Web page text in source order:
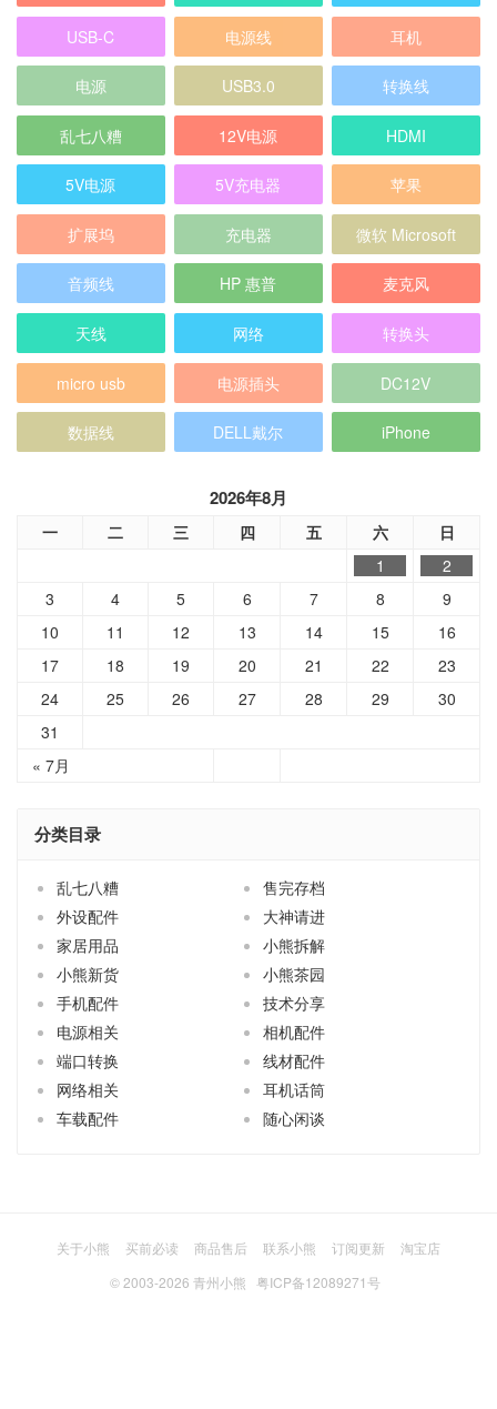
USB-C 电源线 耳机
电源 USB3.0 转换线
乱七八糟 12V电源 HDMI
5V电源 5V充电器 苹果
扩展坞 充电器 微软 Microsoft
音频线 HP 惠普 麦克风
天线 网络 转换头
micro usb 电源插头 DC12V
数据线 DELL戴尔 iPhone
2026年8月
一 二 三 四 五 六 日
« 7月
1
2
3
4 5 6 7 8
9
10
11 12 13 14 15
16
17
18 19 20 21 22
23
24
25 26 27 28 29
30
31
分类目录
乱七八糟
售完存档
外设配件
大神请进
家居用品
小熊拆解
小熊新货
小熊茶园
手机配件
技术分享
电源相关
相机配件
端口转换
线材配件
网络相关
耳机话筒
车载配件
随心闲谈
关于小熊 买前必读 商品售后 联系小熊 订阅更新
淘宝店
© 2003-2026 青州小熊 粤ICP备12089271号